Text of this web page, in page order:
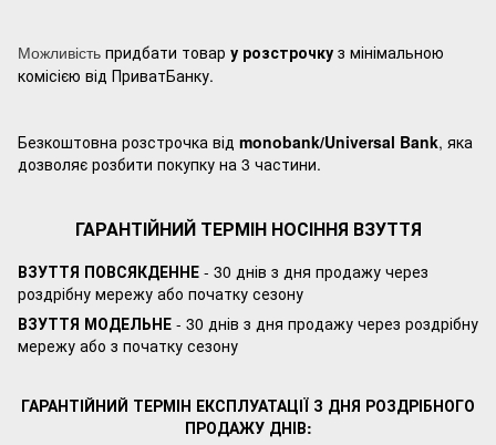
Можливість придбати товар у розстрочку з мінімальною
комісією від ПриватБанку.
Безкоштовна розстрочка від monobank/Universal Bank, яка
дозволяє розбити покупку на 3 частини.
ГАРАНТІЙНИЙ ТЕРМІН НОСІННЯ ВЗУТТЯ
ВЗУТТЯ ПОВСЯКДЕННЕ - 30 днів з дня продажу через
роздрібну мережу або початку сезону
ВЗУТТЯ МОДЕЛЬНЕ - 30 днів з дня продажу через роздрібну
мережу або з початку сезону
ГАРАНТІЙНИЙ ТЕРМІН ЕКСПЛУАТАЦІЇ З ДНЯ РОЗДРІБНОГО
ПРОДАЖУ ДНІВ: